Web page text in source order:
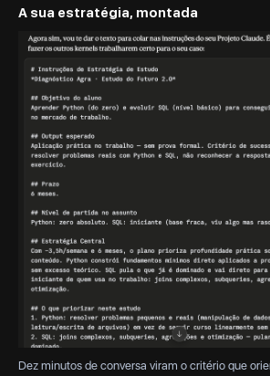
A sua estratégia, montada
Dez minutos de conversa viram o critério que